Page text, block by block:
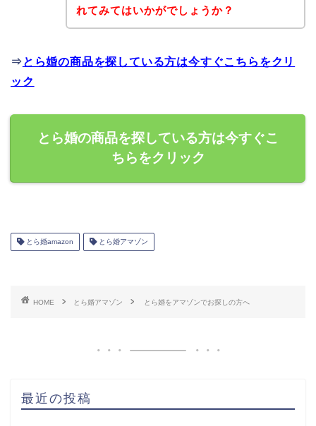
れてみてはいかがでしょうか？
⇒ とら婚の商品を探している方は今すぐこちらをクリ
ック
とら婚の商品を探している方は今すぐこ
ちらをクリック
とら婚amazon とら婚アマゾン
HOME とら婚アマゾン とら婚をアマゾンでお探しの方へ
最近の投稿